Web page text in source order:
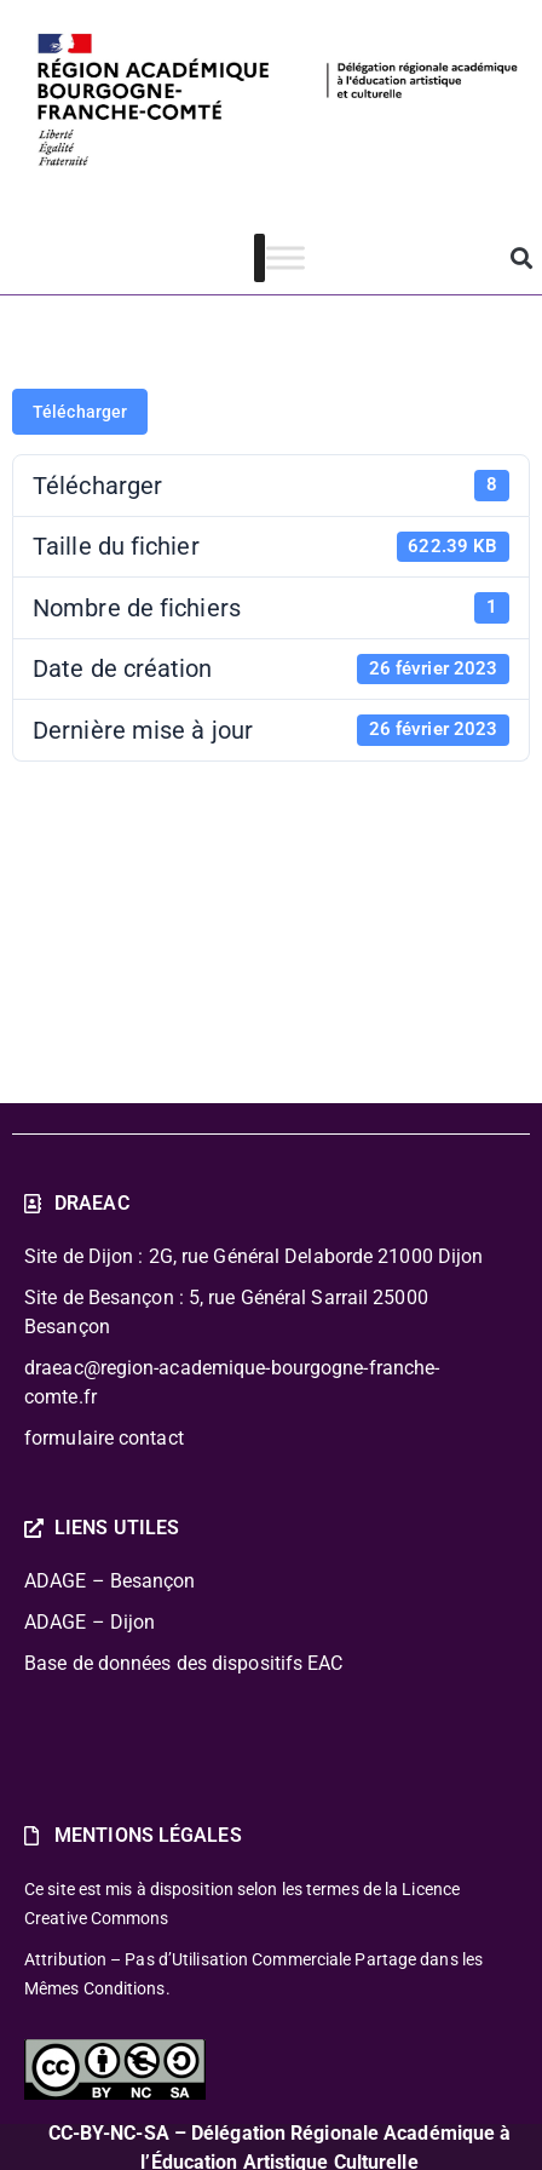
Expo S.
Hubbard –
Interface – CP
Télécharger
Télécharger 8
Taille du fichier 622.39 KB
Nombre de fichiers 1
Date de création 26 février 2023
Dernière mise à jour 26 février 2023
DRAEAC
Site de Dijon : 2G, rue Général Delaborde 21000 Dijon
Site de Besançon : 5, rue Général Sarrail 25000
Besançon
draeac@region-academique-bourgogne-franche-
comte.fr
formulaire contact
LIENS UTILES
ADAGE – Besançon
ADAGE – Dijon
Base de données des dispositifs EAC
MENTIONS LÉGALES
Ce site est mis à disposition selon les termes de la Licence
Creative Commons
Attribution – Pas d’Utilisation Commerciale Partage dans les
Mêmes Conditions.
CC-BY-NC-SA – Délégation Régionale Académique à
l’Éducation Artistique Culturelle